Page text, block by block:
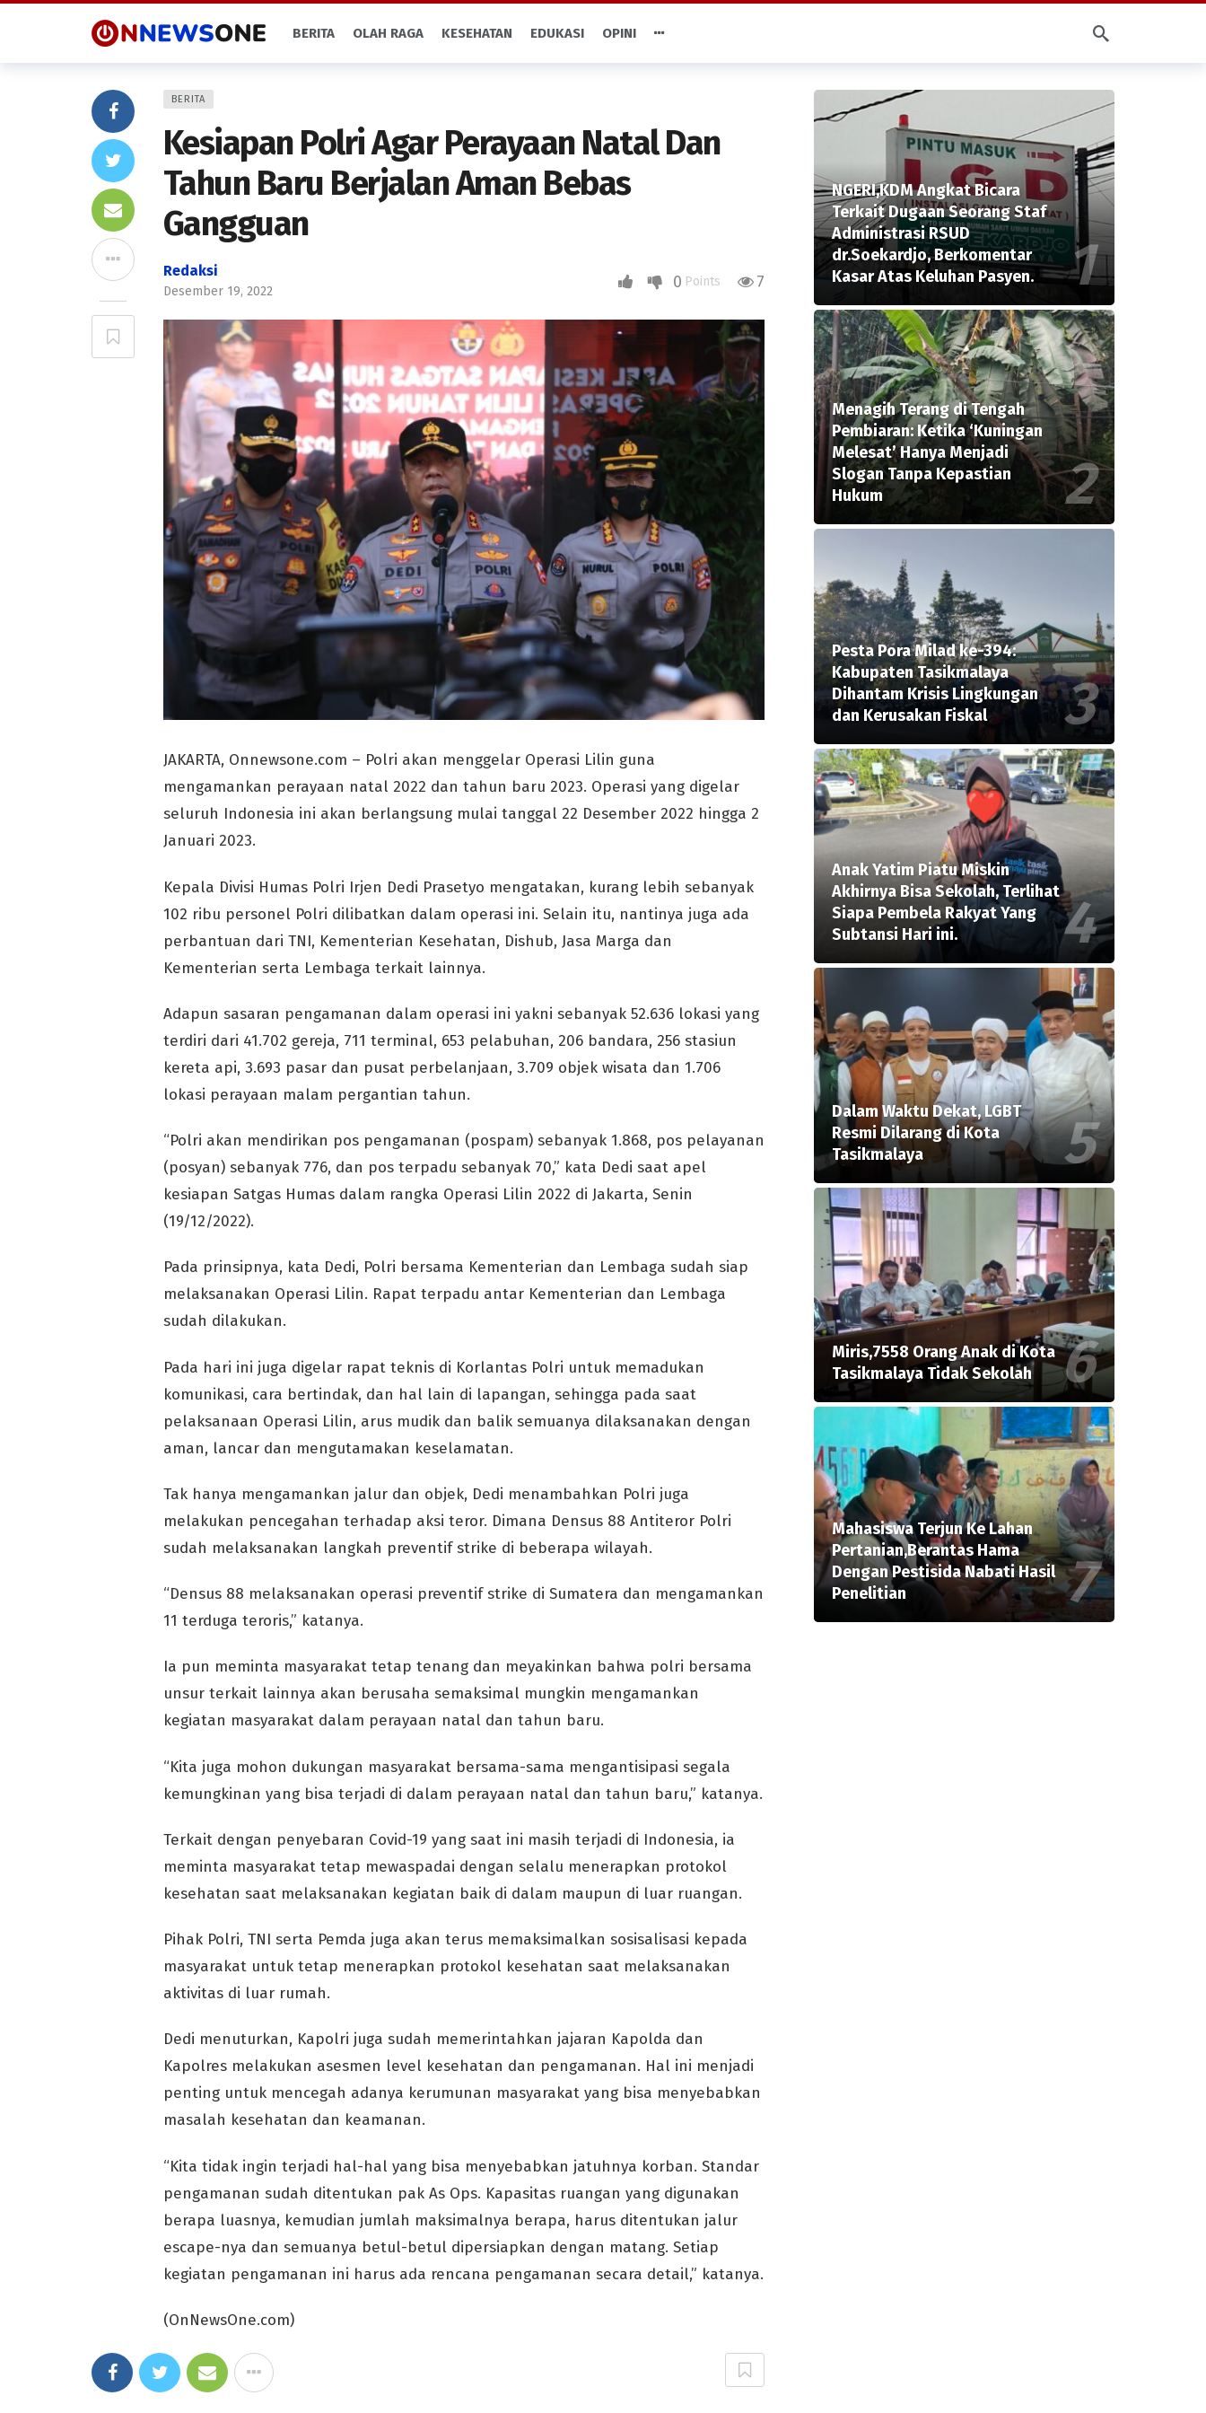
BERITA OLAH RAGA KESEHATAN EDUKASI OPINI
BERITA
Kesiapan Polri Agar Perayaan Natal Dan
Tahun Baru Berjalan Aman Bebas
Gangguan
Redaksi
Desember 19, 2022 0 Points 7
JAKARTA, Onnewsone.com – Polri akan menggelar Operasi Lilin guna
mengamankan perayaan natal 2022 dan tahun baru 2023. Operasi yang digelar
seluruh Indonesia ini akan berlangsung mulai tanggal 22 Desember 2022 hingga 2
Januari 2023.
Kepala Divisi Humas Polri Irjen Dedi Prasetyo mengatakan, kurang lebih sebanyak
102 ribu personel Polri dilibatkan dalam operasi ini. Selain itu, nantinya juga ada
perbantuan dari TNI, Kementerian Kesehatan, Dishub, Jasa Marga dan
Kementerian serta Lembaga terkait lainnya.
Adapun sasaran pengamanan dalam operasi ini yakni sebanyak 52.636 lokasi yang
terdiri dari 41.702 gereja, 711 terminal, 653 pelabuhan, 206 bandara, 256 stasiun
kereta api, 3.693 pasar dan pusat perbelanjaan, 3.709 objek wisata dan 1.706
lokasi perayaan malam pergantian tahun.
“Polri akan mendirikan pos pengamanan (pospam) sebanyak 1.868, pos pelayanan
(posyan) sebanyak 776, dan pos terpadu sebanyak 70,” kata Dedi saat apel
kesiapan Satgas Humas dalam rangka Operasi Lilin 2022 di Jakarta, Senin
(19/12/2022).
Pada prinsipnya, kata Dedi, Polri bersama Kementerian dan Lembaga sudah siap
melaksanakan Operasi Lilin. Rapat terpadu antar Kementerian dan Lembaga
sudah dilakukan.
Pada hari ini juga digelar rapat teknis di Korlantas Polri untuk memadukan
komunikasi, cara bertindak, dan hal lain di lapangan, sehingga pada saat
pelaksanaan Operasi Lilin, arus mudik dan balik semuanya dilaksanakan dengan
aman, lancar dan mengutamakan keselamatan.
Tak hanya mengamankan jalur dan objek, Dedi menambahkan Polri juga
melakukan pencegahan terhadap aksi teror. Dimana Densus 88 Antiteror Polri
sudah melaksanakan langkah preventif strike di beberapa wilayah.
“Densus 88 melaksanakan operasi preventif strike di Sumatera dan mengamankan
11 terduga teroris,” katanya.
Ia pun meminta masyarakat tetap tenang dan meyakinkan bahwa polri bersama
unsur terkait lainnya akan berusaha semaksimal mungkin mengamankan
kegiatan masyarakat dalam perayaan natal dan tahun baru.
“Kita juga mohon dukungan masyarakat bersama-sama mengantisipasi segala
kemungkinan yang bisa terjadi di dalam perayaan natal dan tahun baru,” katanya.
Terkait dengan penyebaran Covid-19 yang saat ini masih terjadi di Indonesia, ia
meminta masyarakat tetap mewaspadai dengan selalu menerapkan protokol
kesehatan saat melaksanakan kegiatan baik di dalam maupun di luar ruangan.
Pihak Polri, TNI serta Pemda juga akan terus memaksimalkan sosisalisasi kepada
masyarakat untuk tetap menerapkan protokol kesehatan saat melaksanakan
aktivitas di luar rumah.
Dedi menuturkan, Kapolri juga sudah memerintahkan jajaran Kapolda dan
Kapolres melakukan asesmen level kesehatan dan pengamanan. Hal ini menjadi
penting untuk mencegah adanya kerumunan masyarakat yang bisa menyebabkan
masalah kesehatan dan keamanan.
“Kita tidak ingin terjadi hal-hal yang bisa menyebabkan jatuhnya korban. Standar
pengamanan sudah ditentukan pak As Ops. Kapasitas ruangan yang digunakan
berapa luasnya, kemudian jumlah maksimalnya berapa, harus ditentukan jalur
escape-nya dan semuanya betul-betul dipersiapkan dengan matang. Setiap
kegiatan pengamanan ini harus ada rencana pengamanan secara detail,” katanya.
(OnNewsOne.com)
NGERI,KDM Angkat Bicara
Terkait Dugaan Seorang Staf
Administrasi RSUD
dr.Soekardjo, Berkomentar
Kasar Atas Keluhan Pasyen.
Menagih Terang di Tengah
Pembiaran: Ketika ‘Kuningan
Melesat’ Hanya Menjadi
Slogan Tanpa Kepastian
Hukum
Pesta Pora Milad ke-394:
Kabupaten Tasikmalaya
Dihantam Krisis Lingkungan
dan Kerusakan Fiskal
Anak Yatim Piatu Miskin
Akhirnya Bisa Sekolah, Terlihat
Siapa Pembela Rakyat Yang
Subtansi Hari ini.
Dalam Waktu Dekat, LGBT
Resmi Dilarang di Kota
Tasikmalaya
Miris,7558 Orang Anak di Kota
Tasikmalaya Tidak Sekolah
Mahasiswa Terjun Ke Lahan
Pertanian,Berantas Hama
Dengan Pestisida Nabati Hasil
Penelitian